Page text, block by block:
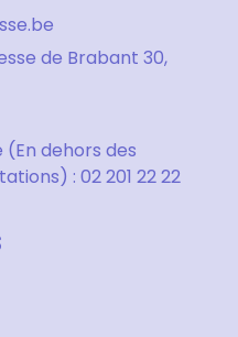
de Brabant 30,
(En dehors des
: 02 201 22 22